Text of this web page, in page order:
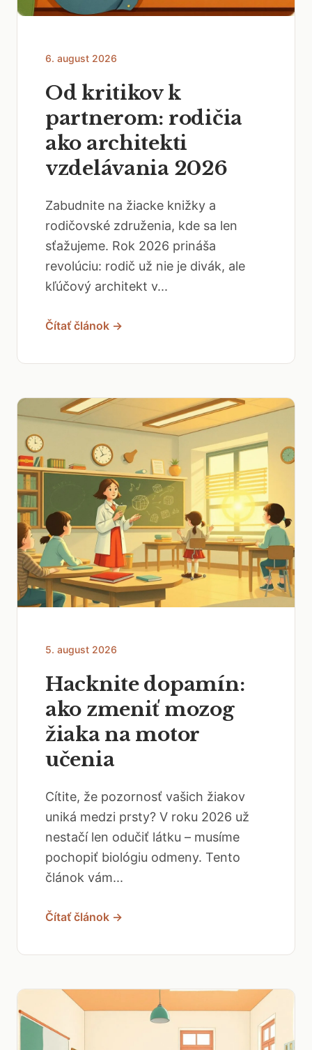
6. august 2026
Od kritikov k
partnerom: rodičia
ako architekti
vzdelávania 2026
Zabudnite na žiacke knižky a
rodičovské združenia, kde sa len
sťažujeme. Rok 2026 prináša
revolúciu: rodič už nie je divák, ale
kľúčový architekt v...
Čítať článok →
5. august 2026
Hacknite dopamín:
ako zmeniť mozog
žiaka na motor
učenia
Cítite, že pozornosť vašich žiakov
uniká medzi prsty? V roku 2026 už
nestačí len odučiť látku – musíme
pochopiť biológiu odmeny. Tento
článok vám...
Čítať článok →